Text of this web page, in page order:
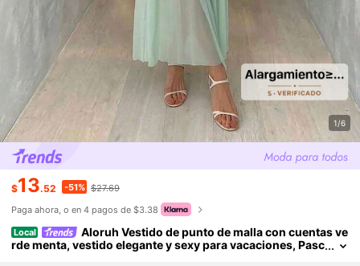
1/6
$13.52 -51% $27.69
Paga ahora, o en 4 pagos de $3.38
Local
Aloruh Vestido de punto de malla con cuentas ve
rde menta, vestido elegante y sexy para vacaciones, Pasc